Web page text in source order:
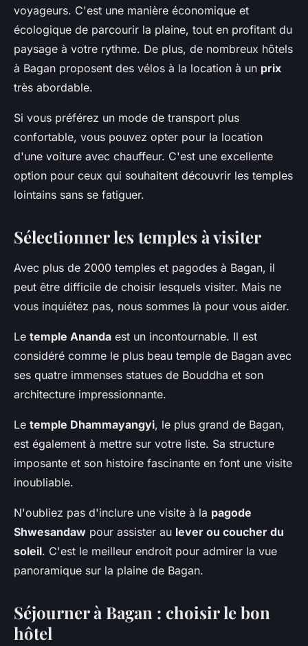
voyageurs. C'est une manière économique et
écologique de parcourir la plaine, tout en profitant du
paysage à votre rythme. De plus, de nombreux hôtels
à Bagan proposent des vélos à la location à un prix
très abordable.
Si vous préférez un mode de transport plus
confortable, vous pouvez opter pour la location
d'une voiture avec chauffeur. C'est une excellente
option pour ceux qui souhaitent découvrir les temples
lointains sans se fatiguer.
Sélectionner les temples à visiter
Avec plus de 2000 temples et pagodes à Bagan, il
peut être difficile de choisir lesquels visiter. Mais ne
vous inquiétez pas, nous sommes là pour vous aider.
Le temple Ananda est un incontournable. Il est
considéré comme le plus beau temple de Bagan avec
ses quatre immenses statues de Bouddha et son
architecture impressionnante.
Le temple Dhammayangyi, le plus grand de Bagan,
est également à mettre sur votre liste. Sa structure
imposante et son histoire fascinante en font une visite
inoubliable.
N'oubliez pas d'inclure une visite à la pagode
Shwesandaw pour assister au lever ou coucher du
soleil. C'est le meilleur endroit pour admirer la vue
panoramique sur la plaine de Bagan.
Séjourner à Bagan : choisir le bon
hôtel